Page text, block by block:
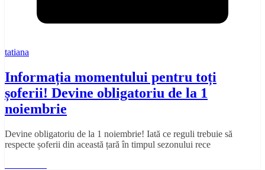
tatiana
Informația momentului pentru toți
șoferii! Devine obligatoriu de la 1
noiembrie
Devine obligatoriu de la 1 noiembrie! Iată ce reguli trebuie să
respecte șoferii din această țară în timpul sezonului rece